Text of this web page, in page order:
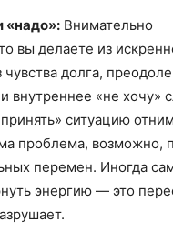
«надо»: Внимательно
вы делаете из
долга,
внутреннее «не хочу»
ситуацию
проблема, возможно,
перемен. Иногда
энергию — это